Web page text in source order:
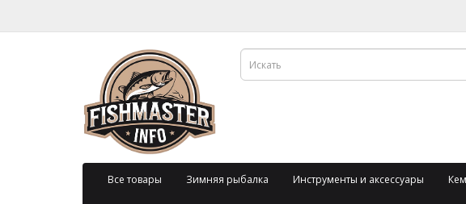
Все товары Зимняя рыбалка Инструменты и аксессуары